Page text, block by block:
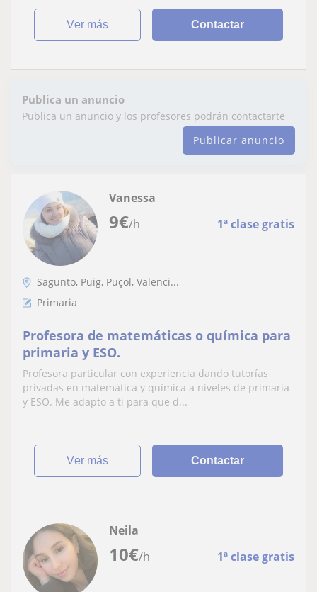
ver más Contactar
Publica un anuncio
Publica un anuncio y los profesores podrán contactarte
Publicar anuncio
9€/h 1ª clase gratis
Vanessa
Sagunto, Puig, Puçol, Valenci...
Primaria
Profesora de matemáticas o química para
primaria y ESO.
Profesora particular con experiencia dando tutorías
privadas en matemática y química a niveles de primaria
y ESO. Me adapto a ti para que d...
ver más Contactar
10€/h 1ª clase gratis
Neila